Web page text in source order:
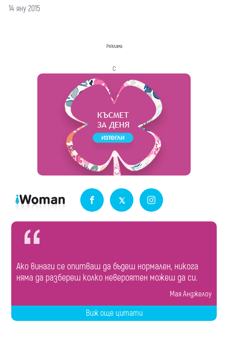
14 яну 2015
Реклама
с
Ако винаги се опитваш да бъдеш нормален, никога
няма да разбереш колко невероятен можеш да си.
Мая Анджелоу
Виж още цитати